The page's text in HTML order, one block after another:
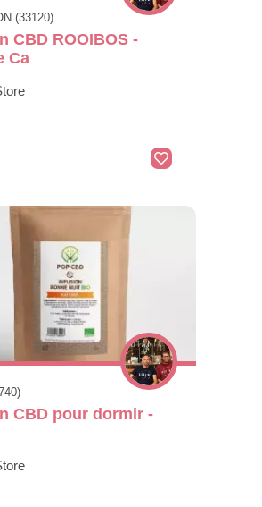
(33120)
CBD ROOIBOS -
Ca
CBD pour dormir -